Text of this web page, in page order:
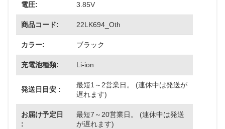
電圧: 3.85V
商品コード: 22LK694_Oth
カラー: ブラック
充電池種類: Li-ion
発送日目安 :
最短1～2営業日。 (連休中は発送が
遅れます)
お届け予定日
:
最短7～20営業日。 (連休中は発送
が遅れます)